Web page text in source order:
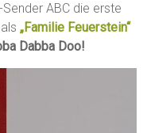
ABC die erste
als„Familie Feuerstein“
Dabba Doo!